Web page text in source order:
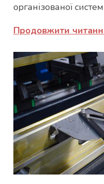
організованої
Продовжити